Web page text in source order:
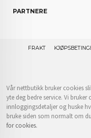
PARTNERE
FRAKT
Vår nettbutikk bruker cookies
yte deg bedre service. Vi
innloggingsdetaljer og huske
bruke siden som normalt om
for cookies.